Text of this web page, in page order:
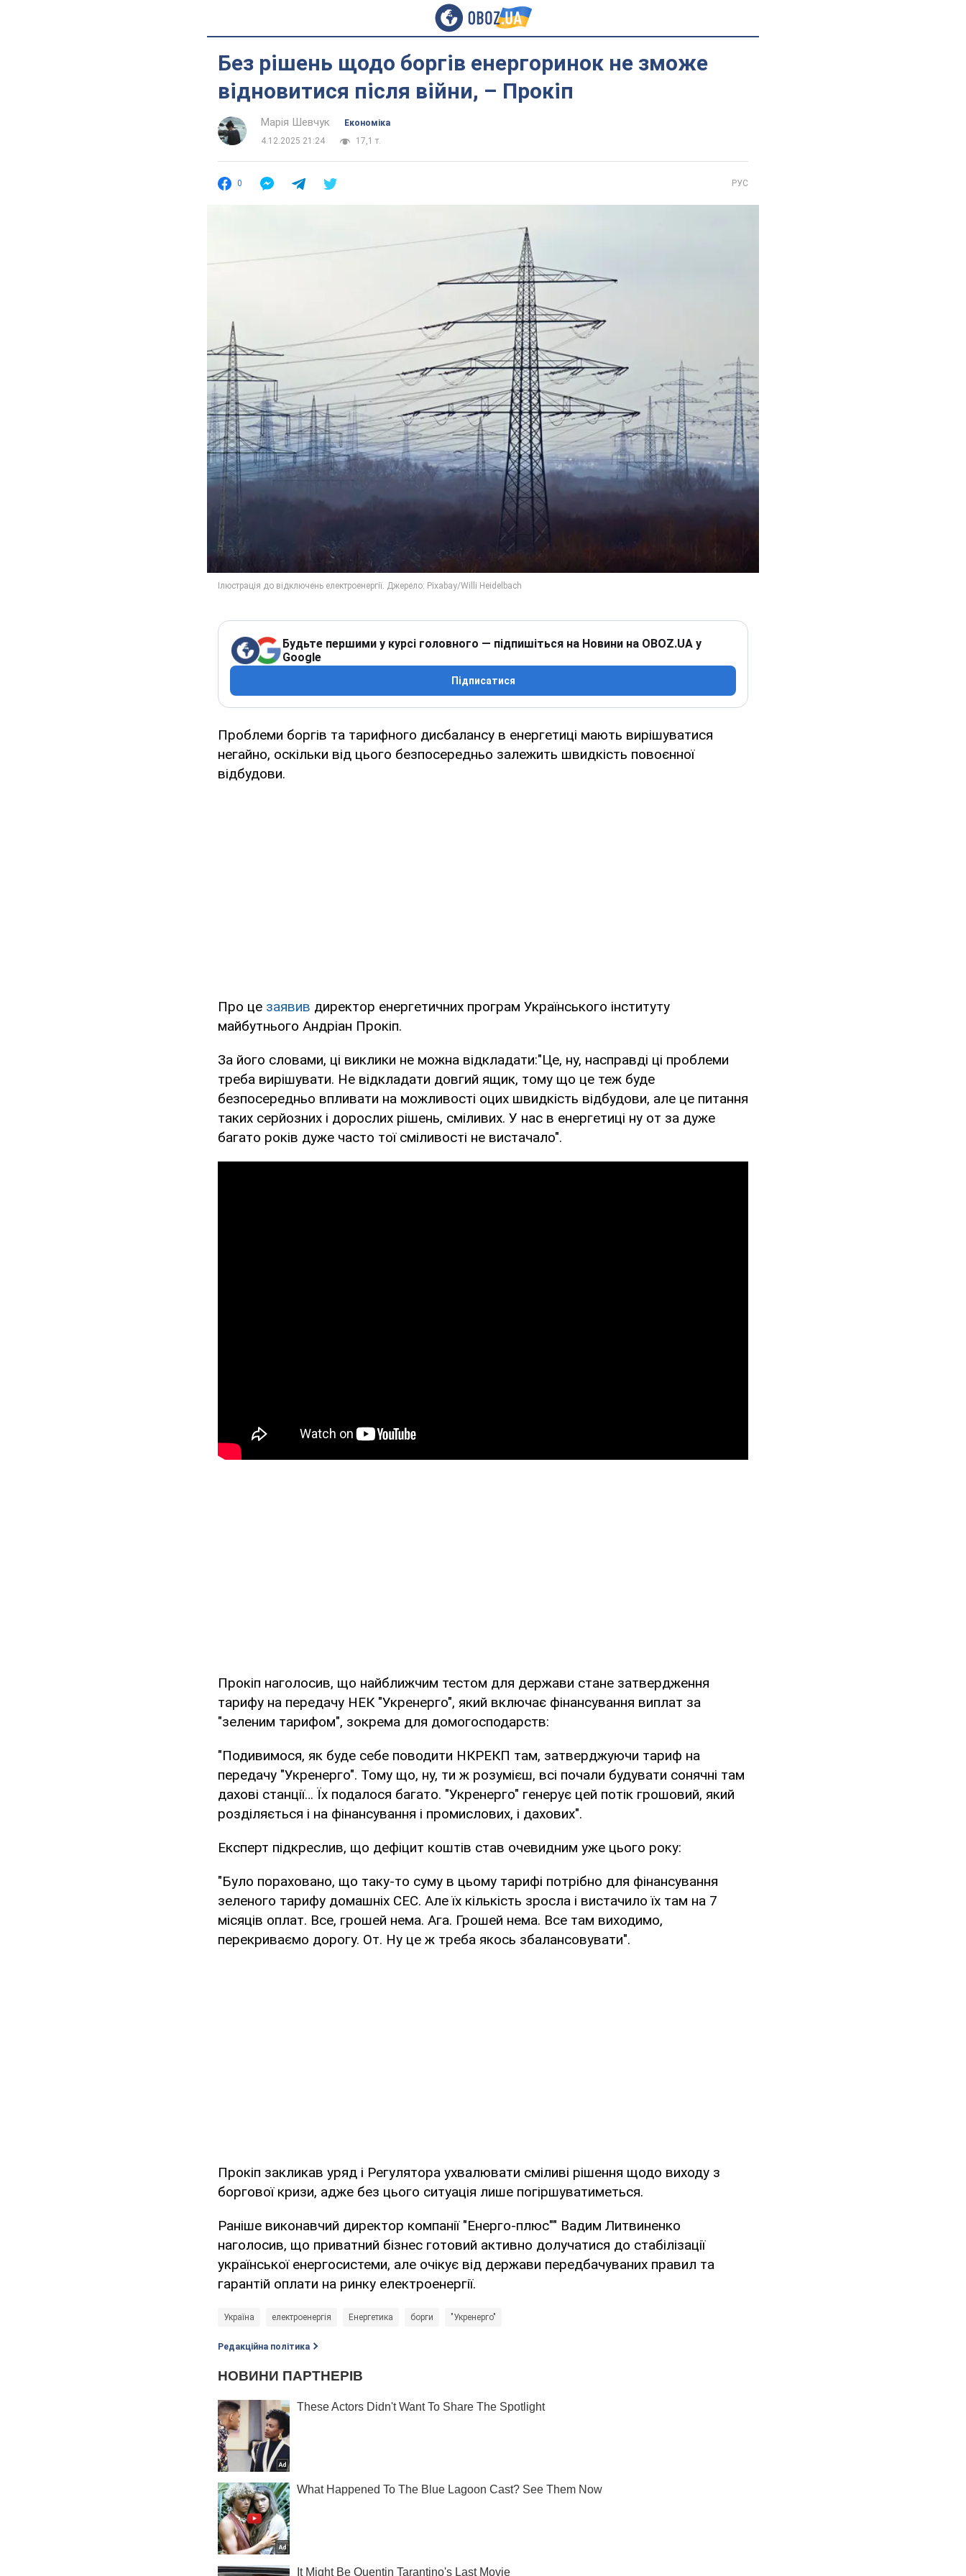
Без рішень щодо боргів енергоринок не зможе
відновитися після війни, – Прокіп
Марія Шевчук
Економіка
4.12.2025 21:24
17,1 т.
0 РУС
Будьте першими у курсі головного — підпишіться на Новини на OBOZ.UA у
Google
Підписатися
Проблеми боргів та тарифного дисбалансу в енергетиці мають вирішуватися
негайно, оскільки від цього безпосередньо залежить швидкість повоєнної
відбудови.
Про це заявив директор енергетичних програм Українського інституту
майбутнього Андріан Прокіп.
За його словами, ці виклики не можна відкладати:"Це, ну, насправді ці проблеми
треба вирішувати. Не відкладати довгий ящик, тому що це теж буде
безпосередньо впливати на можливості оцих швидкість відбудови, але це питання
таких серйозних і дорослих рішень, сміливих. У нас в енергетиці ну от за дуже
багато років дуже часто тої сміливості не вистачало".
Прокіп наголосив, що найближчим тестом для держави стане затвердження
тарифу на передачу НЕК "Укренерго", який включає фінансування виплат за
"зеленим тарифом", зокрема для домогосподарств:
"Подивимося, як буде себе поводити НКРЕКП там, затверджуючи тариф на
передачу "Укренерго". Тому що, ну, ти ж розумієш, всі почали будувати сонячні там
дахові станції… Їх подалося багато. "Укренерго" генерує цей потік грошовий, який
розділяється і на фінансування і промислових, і дахових".
Експерт підкреслив, що дефіцит коштів став очевидним уже цього року:
"Було пораховано, що таку-то суму в цьому тарифі потрібно для фінансування
зеленого тарифу домашніх СЕС. Але їх кількість зросла і вистачило їх там на 7
місяців оплат. Все, грошей нема. Ага. Грошей нема. Все там виходимо,
перекриваємо дорогу. От. Ну це ж треба якось збалансовувати".
Прокіп закликав уряд і Регулятора ухвалювати сміливі рішення щодо виходу з
боргової кризи, адже без цього ситуація лише погіршуватиметься.
Раніше виконавчий директор компанії "Енерго-плюс"" Вадим Литвиненко
наголосив, що приватний бізнес готовий активно долучатися до стабілізації
української енергосистеми, але очікує від держави передбачуваних правил та
гарантій оплати на ринку електроенергії.
Україна електроенергія Енергетика борги "Укренерго"
Редакційна політика